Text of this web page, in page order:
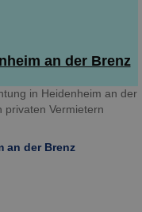
an der Brenz
in Heidenheim an der
privaten Vermietern
an der Brenz